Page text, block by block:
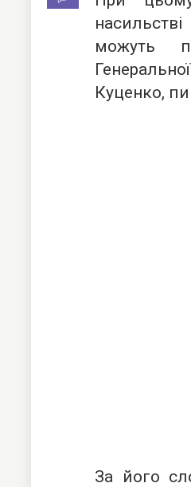
можуть
Куценко,
За його